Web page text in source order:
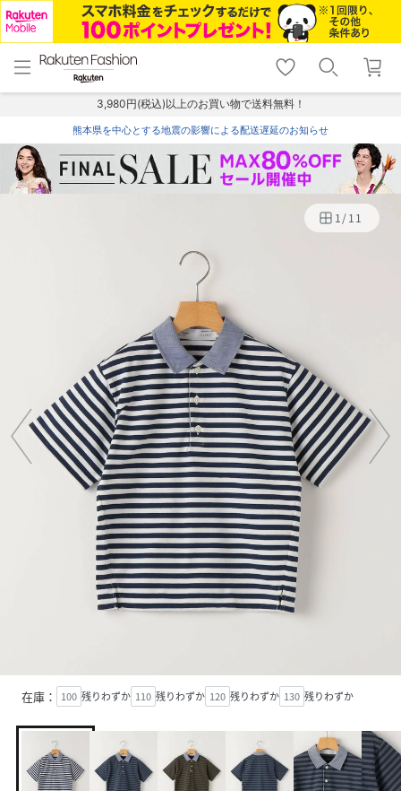
menu home
トップ
shopping_cart lock_outline
ログイン
3,980円(税込)以上のお買い物で送料無料！
熊本県を中心とする地震の影響による配送遅延のお知らせ
1/11
在庫： 100 残りわずか 110 残りわずか 120 残りわずか 130 残りわずか